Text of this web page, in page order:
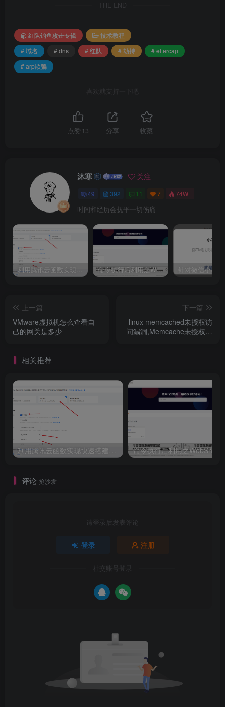
CTRl +s 进行扫描，CTRL +h 打开扫描列表，CTRL + t打开
目标列表
论怎么放置，都可以实现拦截
开启ARP欺骗
THE END
红队钓鱼攻击专辑
技术教程
# 域名
# dns # 红队 # 劫持
# ettercap
# arp欺骗
喜欢就支持一下吧
点赞 13 分享 收藏
沐寒 关注
49 392 11 7 74W+
时间和经历会抚平一切伤痛
利用腾讯云函数实现快速搭建socks5代理 命令执行后利用之WebShell文件落地
上一篇
VMware虚拟机怎么查看自
己的网关是多少
下一篇
linux memcached未授权访
问漏洞,Memcache未授权访
相关推荐
评论 抢沙发
请登录后发表评论
登录 注册
社交账号登录